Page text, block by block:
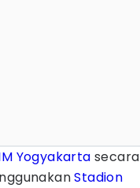
Yogyakarta secara
Stadion